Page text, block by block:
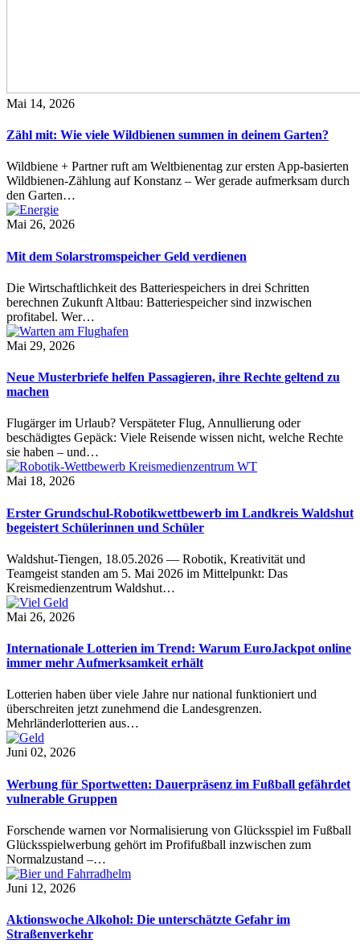
Mai 14, 2026
Zähl mit: Wie viele Wildbienen summen in deinem Garten?
Wildbiene + Partner ruft am Weltbienentag zur ersten App-basierten
Wildbienen-Zählung auf Konstanz – Wer gerade aufmerksam durch
den Garten…
Mai 26, 2026
Mit dem Solarstromspeicher Geld verdienen
Die Wirtschaftlichkeit des Batteriespeichers in drei Schritten
berechnen Zukunft Altbau: Batteriespeicher sind inzwischen
profitabel. Wer…
Mai 29, 2026
Neue Musterbriefe helfen Passagieren, ihre Rechte geltend zu
machen
Flugärger im Urlaub? Verspäteter Flug, Annullierung oder
beschädigtes Gepäck: Viele Reisende wissen nicht, welche Rechte
sie haben – und…
Mai 18, 2026
Erster Grundschul-Robotikwettbewerb im Landkreis Waldshut
begeistert Schülerinnen und Schüler
Waldshut-Tiengen, 18.05.2026 — Robotik, Kreativität und
Teamgeist standen am 5. Mai 2026 im Mittelpunkt: Das
Kreismedienzentrum Waldshut…
Mai 26, 2026
Internationale Lotterien im Trend: Warum EuroJackpot online
immer mehr Aufmerksamkeit erhält
Lotterien haben über viele Jahre nur national funktioniert und
überschreiten jetzt zunehmend die Landesgrenzen.
Mehrländerlotterien aus…
Juni 02, 2026
Werbung für Sportwetten: Dauerpräsenz im Fußball gefährdet
vulnerable Gruppen
Forschende warnen vor Normalisierung von Glücksspiel im Fußball
Glücksspielwerbung gehört im Profifußball inzwischen zum
Normalzustand –…
Juni 12, 2026
Aktionswoche Alkohol: Die unterschätzte Gefahr im
Straßenverkehr